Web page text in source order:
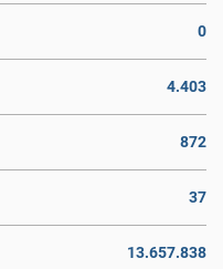
0
4.403
872
37
13.657.838